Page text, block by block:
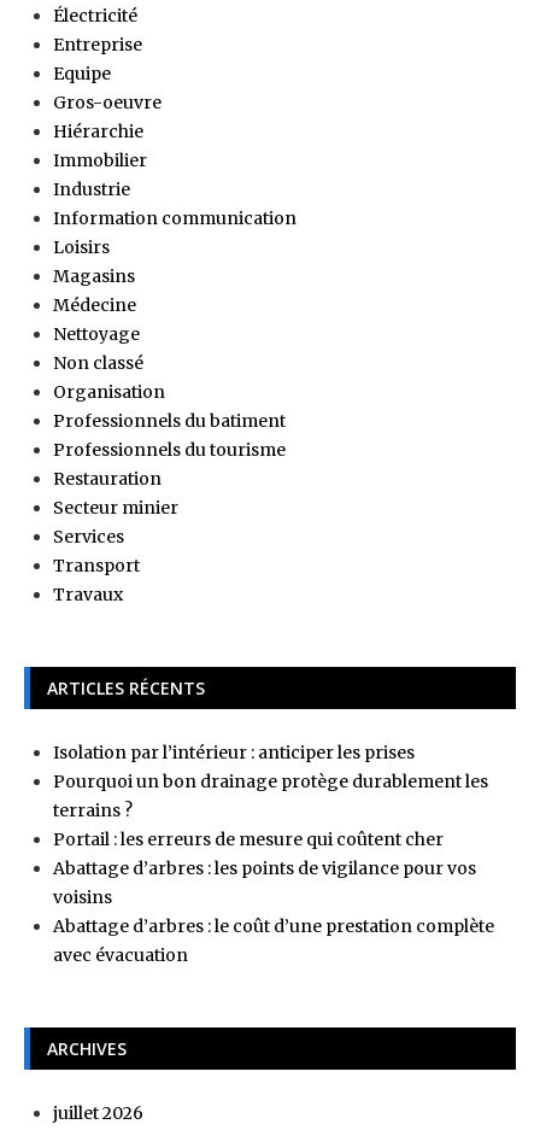
Électricité
Entreprise
Equipe
Gros-oeuvre
Hiérarchie
Immobilier
Industrie
Information communication
Loisirs
Magasins
Médecine
Nettoyage
Non classé
Organisation
Professionnels du batiment
Professionnels du tourisme
Restauration
Secteur minier
Services
Transport
Travaux
ARTICLES RÉCENTS
Isolation par l’intérieur : anticiper les prises
Pourquoi un bon drainage protège durablement les
terrains ?
Portail : les erreurs de mesure qui coûtent cher
Abattage d’arbres : les points de vigilance pour vos
voisins
Abattage d’arbres : le coût d’une prestation complète
avec évacuation
ARCHIVES
juillet 2026